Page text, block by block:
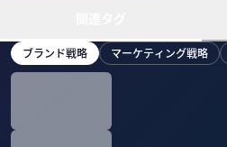
ブランド戦略 マーケティング戦略